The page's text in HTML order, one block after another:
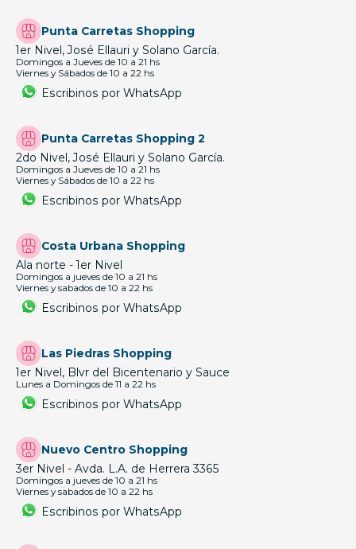
Punta Carretas Shopping
1er Nivel, José Ellauri y Solano García.
Domingos a Jueves de 10 a 21 hs
Viernes y Sábados de 10 a 22 hs
Escribinos por WhatsApp
Punta Carretas Shopping 2
2do Nivel, José Ellauri y Solano García.
Domingos a Jueves de 10 a 21 hs
Viernes y Sábados de 10 a 22 hs
Escribinos por WhatsApp
Costa Urbana Shopping
Ala norte - 1er Nivel
Domingos a jueves de 10 a 21 hs
Viernes y sabados de 10 a 22 hs
Escribinos por WhatsApp
Las Piedras Shopping
1er Nivel, Blvr del Bicentenario y Sauce
Lunes a Domingos de 11 a 22 hs
Escribinos por WhatsApp
Nuevo Centro Shopping
3er Nivel - Avda. L.A. de Herrera 3365
Domingos a jueves de 10 a 21 hs
Viernes y sabados de 10 a 22 hs
Escribinos por WhatsApp